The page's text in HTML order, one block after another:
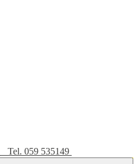
Tel. 059 535149